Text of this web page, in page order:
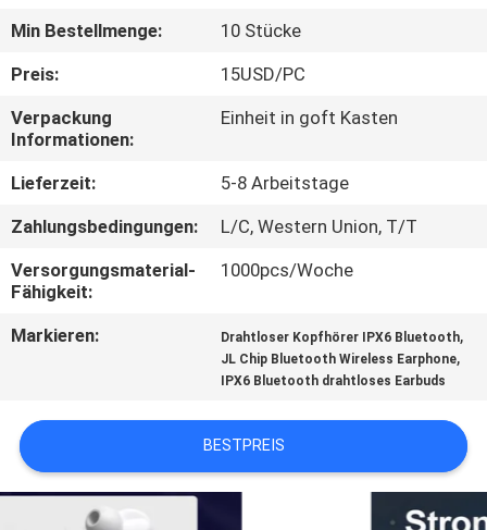
QUALITÄTSKONTROLLE
TRETEN
SIE
MIT
UNS
VERBINDUNG
ZITAT
SITEMAP
Min Bestellmenge:
10 Stücke
Preis:
15USD/PC
Verpackung
Informationen:
Einheit in goft Kasten
Lieferzeit:
5-8 Arbeitstage
Zahlungsbedingungen:
L/C, Western Union, T/T
Versorgungsmaterial-
Fähigkeit:
1000pcs/Woche
Markieren: Drahtloser Kopfhörer IPX6 Bluetooth,
JL Chip Bluetooth Wireless Earphone,
IPX6 Bluetooth drahtloses Earbuds
BESTPREIS